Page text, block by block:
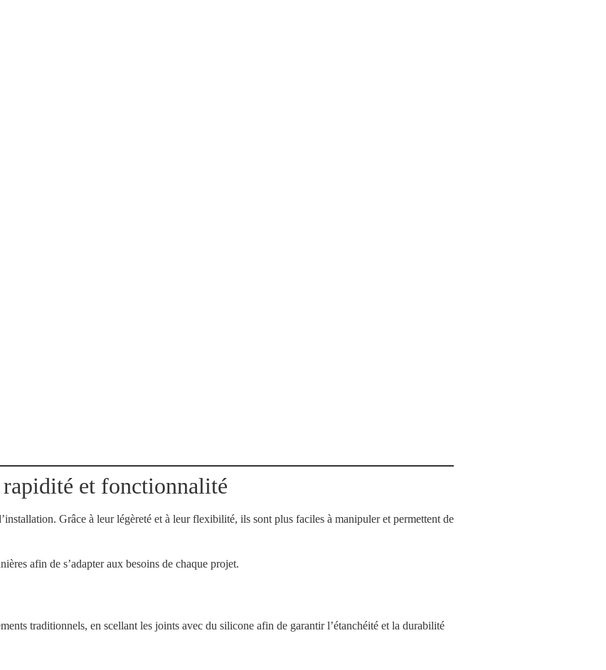
et fonctionnalité
Grâce à leur légèreté et à leur flexibilité, ils sont plus faciles à manipuler et permettent de
afin de s’adapter aux besoins de chaque projet.
traditionnels, en scellant les joints avec du silicone afin de garantir l’étanchéité et la durabilité